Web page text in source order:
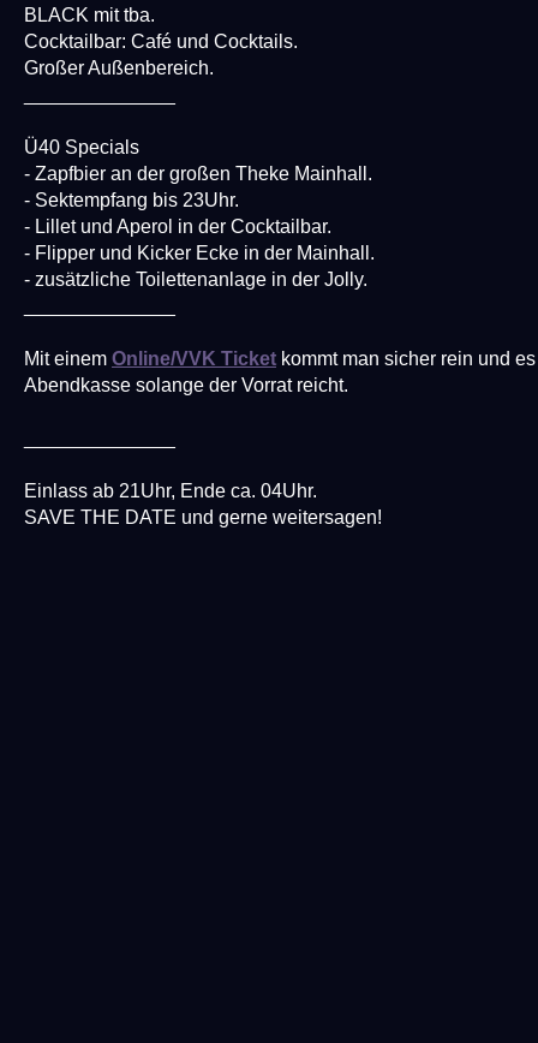
BLACK mit tba.
Cocktailbar: Café und Cocktails.
Großer Außenbereich.
Ü40 Specials
- Zapfbier an der großen Theke Mainhall.
- Sektempfang bis 23Uhr.
- Lillet und Aperol in der Cocktailbar.
- Flipper und Kicker Ecke in der Mainhall.
- zusätzliche Toilettenanlage in der Jolly.
Mit einem Online/VVK Ticket kommt man sicher rein und
Abendkasse solange der Vorrat reicht.
Einlass ab 21Uhr, Ende ca. 04Uhr.
SAVE THE DATE und gerne weitersagen!